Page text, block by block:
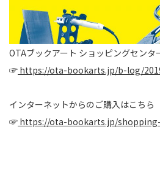
OTAブックアート ショッピングセンタ
☞ https://ota-bookarts.jp/b-log/
インターネットからのご購入はこちら
☞ https://ota-bookarts.jp/